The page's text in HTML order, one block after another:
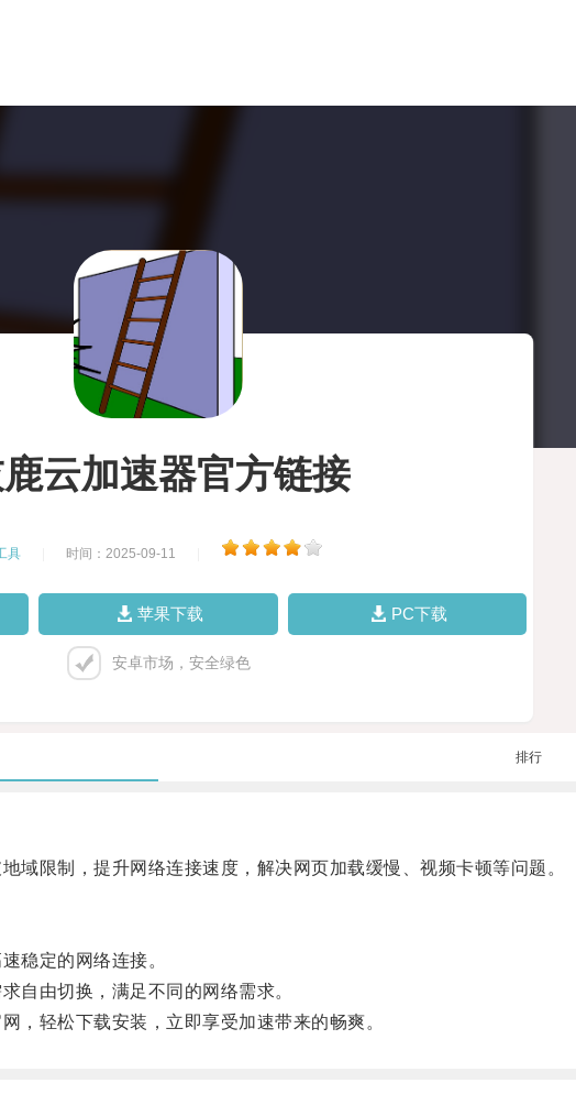
云加速器官方链接
具 时间：2025-09-11
苹果下载 PC下载
安卓市场，安全绿色
排行
限制，提升网络连接速度，解决网页加载缓慢、视频卡顿等问题。
稳定的网络连接。
由切换，满足不同的网络需求。
轻松下载安装，立即享受加速带来的畅爽。